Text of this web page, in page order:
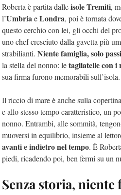
Roberta è partita dalleisole Tremiti,
l’UmbriaeLondra, poi è tornata
questo cerchio con lei, gli occhi del
uno chef cresciuto dalla gavetta più
strabilianti. Niente famiglia, solo
la stella del nonno: letagliatelle con i
sua firma furono memorabili
Il riccio di mare è anche sulla
e allo stesso tempo caratteristico, un
nonno. Entrambi, alle sommità,
muoversi in equilibrio, insieme al
avanti e indietro nel tempo. È
piedi, ricadendo poi, ben fermi su un
Senza storia,